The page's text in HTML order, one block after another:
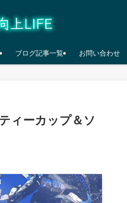
ブログ記事一覧 お問い合わせ
ィーカップ＆ソ